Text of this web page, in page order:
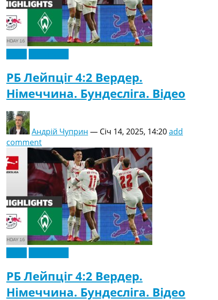
РБ Лейпціг 4:2 Вердер.
Німеччина. Бундесліга. Відео
Андрій Чуприн — Січ 14, 2025, 14:20add
comment
РБ Лейпціг 4:2 Вердер.
Німеччина. Бундесліга. Відео